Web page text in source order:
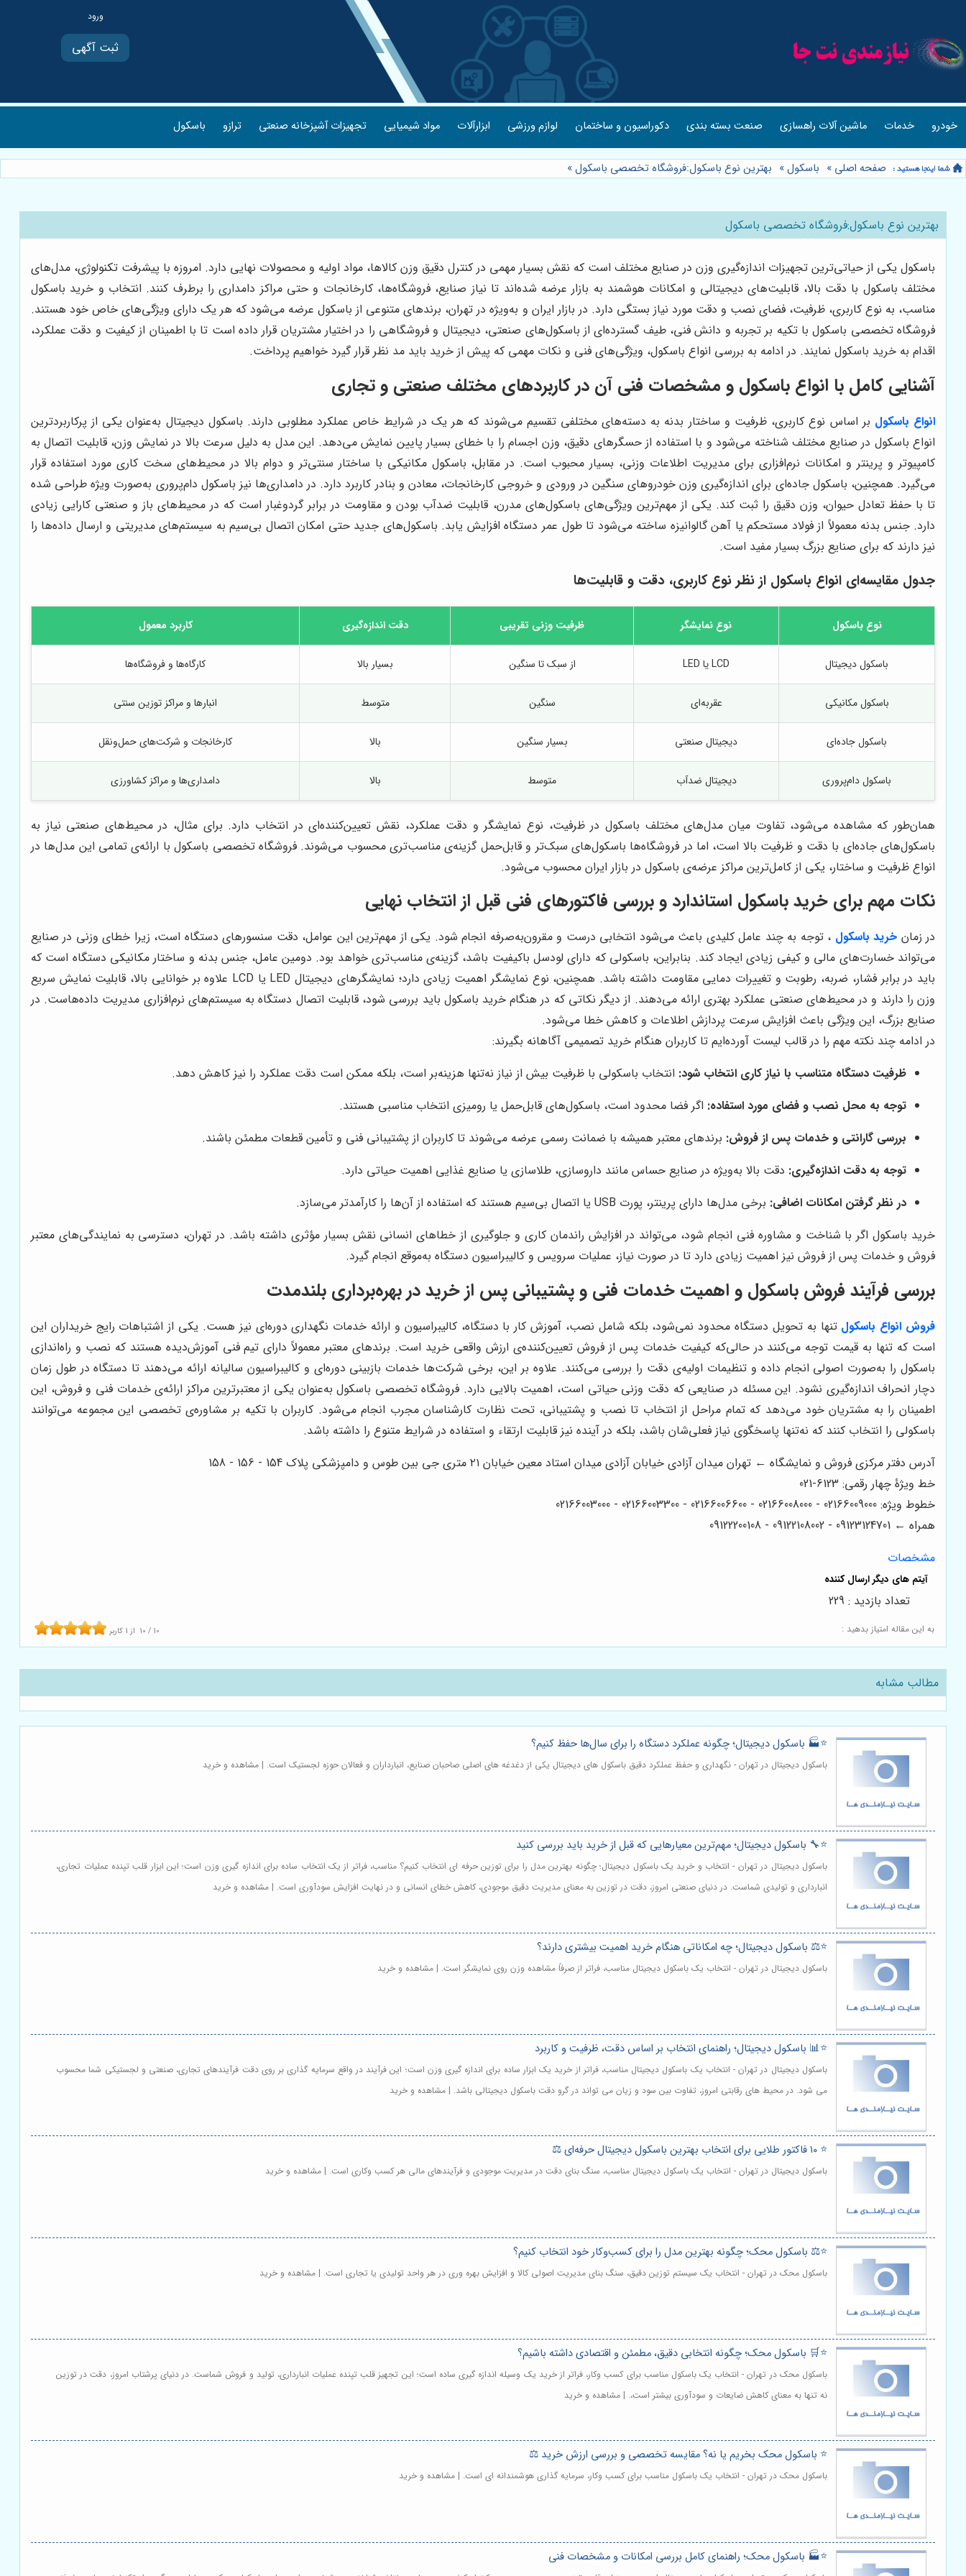
ثبت آگهی
خودرو خدمات ماشین آلات راهسازی صنعت بسته بندی دکوراسیون و ساختمان لوازم ورزشی ابزارآلات مواد شیمیایی تجهیزات آشپزخانه صنعتی ترازو باسکول
صفحه اصلی » باسکول» بهترین نوع باسکول:فروشگاه تخصصی باسکول»
بهترین نوع باسکول:فروشگاه تخصصی باسکول
باسکول یکی از حیاتی‌ترین تجهیزات اندازه‌گیری وزن در صنایع مختلف است که نقش بسیار مهمی در کنترل دقیق وزن کالاها، مواد اولیه و محصولات نهایی دارد. امروزه با پیشرفت تکنولوژی، مدل‌های
مختلف باسکول با دقت بالا، قابلیت‌های دیجیتالی و امکانات هوشمند به بازار عرضه شده‌اند تا نیاز صنایع، فروشگاه‌ها، کارخانجات و حتی مراکز دامداری را برطرف کنند. انتخاب و خرید باسکول
مناسب، به نوع کاربری، ظرفیت، فضای نصب و دقت مورد نیاز بستگی دارد. در بازار ایران و به‌ویژه در تهران، برندهای متنوعی از باسکول عرضه می‌شود که هر یک دارای ویژگی‌های خاص خود هستند.
فروشگاه تخصصی باسکول با تکیه بر تجربه و دانش فنی، طیف گسترده‌ای از باسکول‌های صنعتی، دیجیتال و فروشگاهی را در اختیار مشتریان قرار داده است تا با اطمینان از کیفیت و دقت عملکرد،
اقدام به خرید باسکول نمایند. در ادامه به بررسی انواع باسکول، ویژگی‌های فنی و نکات مهمی که پیش از خرید باید مد نظر قرار گیرد خواهیم پرداخت.
آشنایی کامل با انواع باسکول و مشخصات فنی آن در کاربردهای مختلف صنعتی و تجاری
انواع باسکول بر اساس نوع کاربری، ظرفیت و ساختار بدنه به دسته‌های مختلفی تقسیم می‌شوند که هر یک در شرایط خاص عملکرد مطلوبی دارند. باسکول دیجیتال به‌عنوان یکی از پرکاربردترین
انواع باسکول در صنایع مختلف شناخته می‌شود و با استفاده از حسگرهای دقیق، وزن اجسام را با خطای بسیار پایین نمایش می‌دهد. این مدل به دلیل سرعت بالا در نمایش وزن، قابلیت اتصال به
کامپیوتر و پرینتر و امکانات نرم‌افزاری برای مدیریت اطلاعات وزنی، بسیار محبوب است. در مقابل، باسکول مکانیکی با ساختار سنتی‌تر و دوام بالا در محیط‌های سخت کاری مورد استفاده قرار
می‌گیرد. همچنین، باسکول جاده‌ای برای اندازه‌گیری وزن خودروهای سنگین در ورودی و خروجی کارخانجات، معادن و بنادر کاربرد دارد. در دامداری‌ها نیز باسکول دام‌پروری به‌صورت ویژه طراحی شده
تا با حفظ تعادل حیوان، وزن دقیق را ثبت کند. یکی از مهم‌ترین ویژگی‌های باسکول‌های مدرن، قابلیت ضدآب بودن و مقاومت در برابر گردوغبار است که در محیط‌های باز و صنعتی کارایی زیادی
دارد. جنس بدنه معمولاً از فولاد مستحکم یا آهن گالوانیزه ساخته می‌شود تا طول عمر دستگاه افزایش یابد. باسکول‌های جدید حتی امکان اتصال بی‌سیم به سیستم‌های مدیریتی و ارسال داده‌ها را
نیز دارند که برای صنایع بزرگ بسیار مفید است.
جدول مقایسه‌ای انواع باسکول از نظر نوع کاربری، دقت و قابلیت‌ها
نوع باسکول نوع نمایشگر ظرفیت وزنی تقریبی دقت اندازه‌گیری کاربرد معمول
باسکول دیجیتال LCD یا LED از سبک تا سنگین بسیار بالا کارگاه‌ها و فروشگاه‌ها
باسکول مکانیکی عقربه‌ای سنگین متوسط انبارها و مراکز توزین سنتی
باسکول جاده‌ای دیجیتال صنعتی بسیار سنگین بالا کارخانجات و شرکت‌های حمل‌ونقل
باسکول دام‌پروری دیجیتال ضدآب متوسط بالا دامداری‌ها و مراکز کشاورزی
همان‌طور که مشاهده می‌شود، تفاوت میان مدل‌های مختلف باسکول در ظرفیت، نوع نمایشگر و دقت عملکرد، نقش تعیین‌کننده‌ای در انتخاب دارد. برای مثال، در محیط‌های صنعتی نیاز به
باسکول‌های جاده‌ای با دقت و ظرفیت بالا است، اما در فروشگاه‌ها باسکول‌های سبک‌تر و قابل‌حمل گزینه‌ی مناسب‌تری محسوب می‌شوند. فروشگاه تخصصی باسکول با ارائه‌ی تمامی این مدل‌ها در
انواع ظرفیت و ساختار، یکی از کامل‌ترین مراکز عرضه‌ی باسکول در بازار ایران محسوب می‌شود.
نکات مهم برای خرید باسکول استاندارد و بررسی فاکتورهای فنی قبل از انتخاب نهایی
در زمان خرید باسکول ، توجه به چند عامل کلیدی باعث می‌شود انتخابی درست و مقرون‌به‌صرفه انجام شود. یکی از مهم‌ترین این عوامل، دقت سنسورهای دستگاه است، زیرا خطای وزنی در صنایع
می‌تواند خسارت‌های مالی و کیفی زیادی ایجاد کند. بنابراین، باسکولی که دارای لودسل باکیفیت باشد، گزینه‌ی مناسب‌تری خواهد بود. دومین عامل، جنس بدنه و ساختار مکانیکی دستگاه است که
باید در برابر فشار، ضربه، رطوبت و تغییرات دمایی مقاومت داشته باشد. همچنین، نوع نمایشگر اهمیت زیادی دارد؛ نمایشگرهای دیجیتال LED یا LCD علاوه بر خوانایی بالا، قابلیت نمایش سریع
وزن را دارند و در محیط‌های صنعتی عملکرد بهتری ارائه می‌دهند. از دیگر نکاتی که در هنگام خرید باسکول باید بررسی شود، قابلیت اتصال دستگاه به سیستم‌های نرم‌افزاری مدیریت داده‌هاست. در
صنایع بزرگ، این ویژگی باعث افزایش سرعت پردازش اطلاعات و کاهش خطا می‌شود.
در ادامه چند نکته مهم را در قالب لیست آورده‌ایم تا کاربران هنگام خرید تصمیمی آگاهانه بگیرند:
ظرفیت دستگاه متناسب با نیاز کاری انتخاب شود: انتخاب باسکولی با ظرفیت بیش از نیاز نه‌تنها هزینه‌بر است، بلکه ممکن است دقت عملکرد را نیز کاهش دهد.
توجه به محل نصب و فضای مورد استفاده: اگر فضا محدود است، باسکول‌های قابل‌حمل یا رومیزی انتخاب مناسبی هستند.
بررسی گارانتی و خدمات پس از فروش: برندهای معتبر همیشه با ضمانت رسمی عرضه می‌شوند تا کاربران از پشتیبانی فنی و تأمین قطعات مطمئن باشند.
توجه به دقت اندازه‌گیری: دقت بالا به‌ویژه در صنایع حساس مانند داروسازی، طلاسازی یا صنایع غذایی اهمیت حیاتی دارد.
در نظر گرفتن امکانات اضافی: برخی مدل‌ها دارای پرینتر، پورت USB یا اتصال بی‌سیم هستند که استفاده از آن‌ها را کارآمدتر می‌سازد.
خرید باسکول اگر با شناخت و مشاوره فنی انجام شود، می‌تواند در افزایش راندمان کاری و جلوگیری از خطاهای انسانی نقش بسیار مؤثری داشته باشد. در تهران، دسترسی به نمایندگی‌های معتبر
فروش و خدمات پس از فروش نیز اهمیت زیادی دارد تا در صورت نیاز، عملیات سرویس و کالیبراسیون دستگاه به‌موقع انجام گیرد.
بررسی فرآیند فروش باسکول و اهمیت خدمات فنی و پشتیبانی پس از خرید در بهره‌برداری بلندمدت
فروش انواع باسکول تنها به تحویل دستگاه محدود نمی‌شود، بلکه شامل نصب، آموزش کار با دستگاه، کالیبراسیون و ارائه خدمات نگهداری دوره‌ای نیز هست. یکی از اشتباهات رایج خریداران این
است که تنها به قیمت توجه می‌کنند در حالی‌که کیفیت خدمات پس از فروش تعیین‌کننده‌ی ارزش واقعی خرید است. برندهای معتبر معمولاً دارای تیم فنی آموزش‌دیده هستند که نصب و راه‌اندازی
باسکول را به‌صورت اصولی انجام داده و تنظیمات اولیه‌ی دقت را بررسی می‌کنند. علاوه بر این، برخی شرکت‌ها خدمات بازبینی دوره‌ای و کالیبراسیون سالیانه ارائه می‌دهند تا دستگاه در طول زمان
دچار انحراف اندازه‌گیری نشود. این مسئله در صنایعی که دقت وزنی حیاتی است، اهمیت بالایی دارد. فروشگاه تخصصی باسکول به‌عنوان یکی از معتبرترین مراکز ارائه‌ی خدمات فنی و فروش، این
اطمینان را به مشتریان خود می‌دهد که تمام مراحل از انتخاب تا نصب و پشتیبانی، تحت نظارت کارشناسان مجرب انجام می‌شود. کاربران با تکیه بر مشاوره‌ی تخصصی این مجموعه می‌توانند
باسکولی را انتخاب کنند که نه‌تنها پاسخگوی نیاز فعلی‌شان باشد، بلکه در آینده نیز قابلیت ارتقاء و استفاده در شرایط متنوع را داشته باشد.
آدرس دفتر مرکزی فروش و نمایشگاه ← تهران میدان آزادی خیابان آزادی میدان استاد معین خیابان ۲۱ متری جی بین طوس و دامپزشکی پلاک 154 - 156 - 158
خط ویژۀ چهار رقمی: 6123-021
خطوط ویژه: 02166009000 - 02166008000 - 02166006600 - 02166003300 - 02166003000
همراه ← 09123124701 - 09122108002 - 09122200108
مشخصات
به این مقاله امتیاز بدهید : 10 / 10 از 1 کاربر
تعداد بازدید : 229
مطالب مشابه
⭐️🏭 باسکول دیجیتال؛ چگونه عملکرد دستگاه را برای سال‌ها حفظ کنیم؟
باسکول دیجیتال در تهران - نگهداری و حفظ عملکرد دقیق باسکول های دیجیتال یکی از دغدغه های اصلی صاحبان صنایع، انبارداران و فعالان حوزه لجستیک است. | مشاهده و خرید
⭐️🔧 باسکول دیجیتال؛ مهم‌ترین معیارهایی که قبل از خرید باید بررسی کنید
باسکول دیجیتال در تهران - انتخاب و خرید یک باسکول دیجیتال؛ چگونه بهترین مدل را برای توزین حرفه ای انتخاب کنیم؟ مناسب، فراتر از یک انتخاب ساده برای اندازه گیری وزن است؛ این ابزار قلب تپنده عملیات تجاری،
انبارداری و تولیدی شماست. در دنیای صنعتی امروز، دقت در توزین به معنای مدیریت دقیق موجودی، کاهش خطای انسانی و در نهایت افزایش سودآوری است. | مشاهده و خرید
⭐️⚖️ باسکول دیجیتال؛ چه امکاناتی هنگام خرید اهمیت بیشتری دارند؟
باسکول دیجیتال در تهران - انتخاب یک باسکول دیجیتال مناسب، فراتر از صرفاً مشاهده وزن روی نمایشگر است. | مشاهده و خرید
⭐️📊 باسکول دیجیتال؛ راهنمای انتخاب بر اساس دقت، ظرفیت و کاربرد
باسکول دیجیتال در تهران - انتخاب یک باسکول دیجیتال مناسب، فراتر از خرید یک ابزار ساده برای اندازه گیری وزن است؛ این فرآیند در واقع سرمایه گذاری بر روی دقت فرآیندهای تجاری، صنعتی و لجستیکی شما محسوب
می شود. در محیط های رقابتی امروز، تفاوت بین سود و زیان می تواند در گرو دقت باسکول دیجیتالی باشد. | مشاهده و خرید
⭐️ ۱۰ فاکتور طلایی برای انتخاب بهترین باسکول دیجیتال حرفه‌ای ⚖️
باسکول دیجیتال در تهران - انتخاب یک باسکول دیجیتال مناسب، سنگ بنای دقت در مدیریت موجودی و فرآیندهای مالی هر کسب وکاری است. | مشاهده و خرید
⭐️⚖️ باسکول محک؛ چگونه بهترین مدل را برای کسب‌وکار خود انتخاب کنیم؟
باسکول محک در تهران - انتخاب یک سیستم توزین دقیق، سنگ بنای مدیریت اصولی کالا و افزایش بهره وری در هر واحد تولیدی یا تجاری است. | مشاهده و خرید
⭐️🛒 باسکول محک؛ چگونه انتخابی دقیق، مطمئن و اقتصادی داشته باشیم؟
باسکول محک در تهران - انتخاب یک باسکول مناسب برای کسب وکار، فراتر از خرید یک وسیله اندازه گیری ساده است؛ این تجهیز قلب تپنده عملیات انبارداری، تولید و فروش شماست. در دنیای پرشتاب امروز، دقت در توزین
نه تنها به معنای کاهش ضایعات و سودآوری بیشتر است،. | مشاهده و خرید
⭐️ باسکول محک بخریم یا نه؟ مقایسه تخصصی و بررسی ارزش خرید ⚖️
باسکول محک در تهران - انتخاب یک باسکول مناسب برای کسب وکار، سرمایه گذاری هوشمندانه ای است. | مشاهده و خرید
⭐️🏭 باسکول محک؛ راهنمای کامل بررسی امکانات و مشخصات فنی